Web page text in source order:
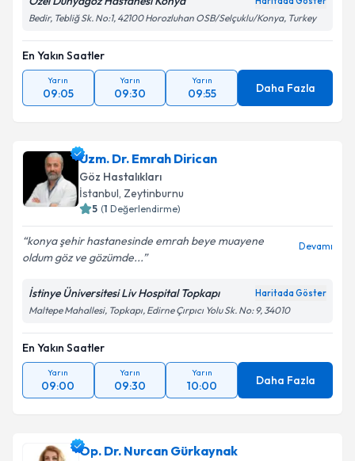
Bedir, Tebliğ Sk. No:1, 42100 Horozluhan OSB/Selçuklu/Konya, Turkey
En Yakın Saatler
Yarın
09:05
Yarın
09:30
Yarın
09:55 Daha Fazla
Uzm. Dr. Emrah Dirican
Göz Hastalıkları
İstanbul, Zeytinburnu
5 (1 Değerlendirme)
konya şehir hastanesinde emrah beye muayene
oldum göz ve gözümde...
Devamı
İstinye Üniversitesi Liv Hospital Topkapı Haritada Göster
Maltepe Mahallesi, Topkapı, Edirne Çırpıcı Yolu Sk. No: 9, 34010
En Yakın Saatler
Yarın
09:00
Yarın
09:30
Yarın
10:00 Daha Fazla
Op. Dr. Nurcan Gürkaynak